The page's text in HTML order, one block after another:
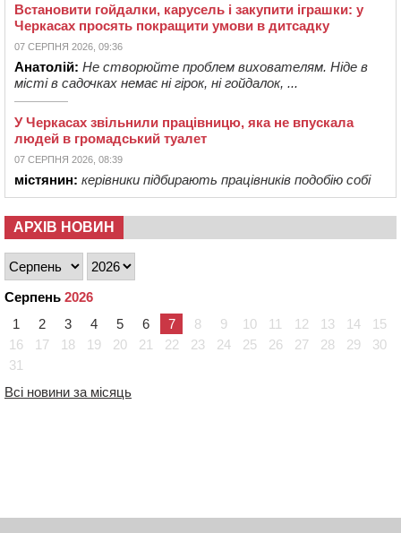
Встановити гойдалки, карусель і закупити іграшки: у
Черкасах просять покращити умови в дитсадку
07 СЕРПНЯ 2026, 09:36
Анатолій: Не створюйте проблем вихователям. Ніде в
місті в садочках немає ні гірок, ні гойдалок, ...
У Черкасах звільнили працівницю, яка не впускала
людей в громадський туалет
07 СЕРПНЯ 2026, 08:39
містянин: керівники підбирають працівників подобію собі
АРХІВ НОВИН
Серпень 2026
1
2 3 4 5 6 7 8 9 10 11 12 13 14
15
16
17 18 19 20 21 22 23 24 25 26 27 28 29
30
31
Всі новини за місяць